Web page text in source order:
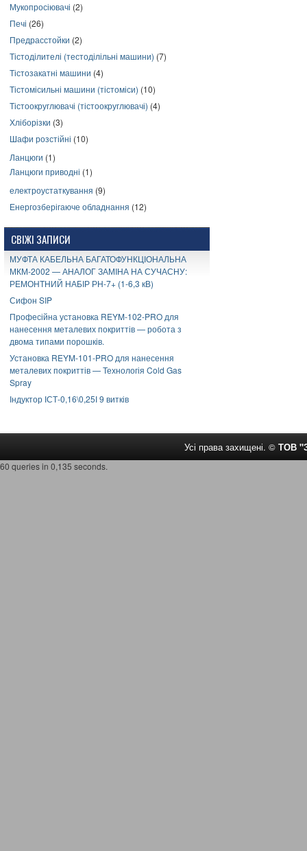
Мукопросіювачі (2)
Печі (26)
Предрасстойки (2)
Тістоділителі (тестоділільні машини) (7)
Тістозакатні машини (4)
Тістомісильні машини (тістоміси) (10)
Тістоокруглювачі (тістоокруглювачі) (4)
Хліборізки (3)
Шафи розстійні (10)
Ланцюги (1)
Ланцюги приводні (1)
електроустаткування (9)
Енергозберігаюче обладнання (12)
СВІЖІ ЗАПИСИ
МУФТА КАБЕЛЬНА БАГАТОФУНКЦІОНАЛЬНА
МКМ-2002 — АНАЛОГ ЗАМІНА НА СУЧАСНУ:
РЕМОНТНИЙ НАБІР РН-7+ (1-6,3 кВ)
Сифон SIP
Професійна установка REYM-102-PRO для
нанесення металевих покриттів — робота з
двома типами порошків.
Установка REYM-101-PRO для нанесення
металевих покриттів — Технологія Cold Gas
Spray
Індуктор ІСТ-0,16\0,25І 9 витків
Усі права захищені. © ТОВ
60 queries in 0,135 seconds.